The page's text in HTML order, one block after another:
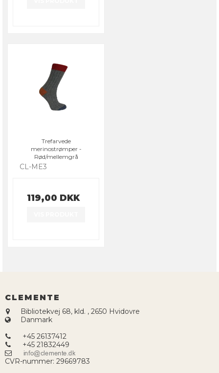
Trefarvede
merinostrømper -
Rød/mellemgrå
CL-ME3
119,00 DKK
CLEMENTE
Bibliotekvej 68, kld. , 2650 Hvidovre
Danmark
+45 26137412
+45 21832449
CVR-nummer: 29669783